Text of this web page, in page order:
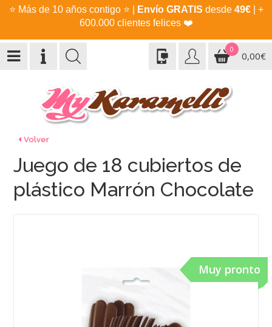
⭐ Más de 10 años contigo ⭐ Envío GRATIS desde 49€| +
600.000 clientes felices ❤️
0
0,00€
Volver
Muy pronto
Juego de 18 cubiertos de
plástico Marrón Chocolate